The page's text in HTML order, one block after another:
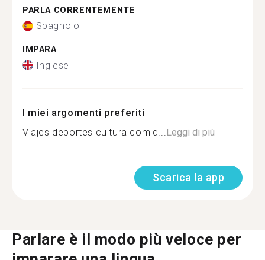
PARLA CORRENTEMENTE
Spagnolo
IMPARA
Inglese
I miei argomenti preferiti
Viajes deportes cultura comid... Leggi di più
Scarica la app
Parlare è il modo più veloce per